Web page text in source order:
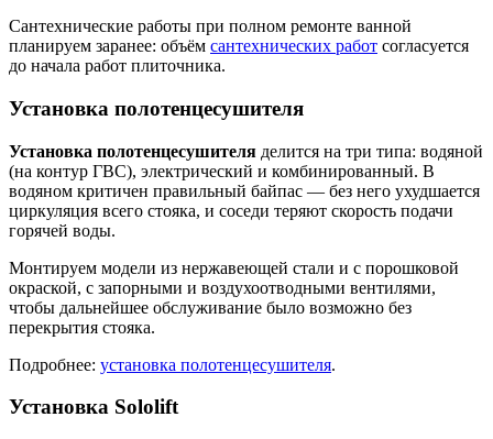
Сантехнические работы при полном ремонте ванной
планируем заранее: объём сантехнических работ согласуется
до начала работ плиточника.
Установка полотенцесушителя
Установка полотенцесушителя делится на три типа: водяной
(на контур ГВС), электрический и комбинированный. В
водяном критичен правильный байпас — без него ухудшается
циркуляция всего стояка, и соседи теряют скорость подачи
горячей воды.
Монтируем модели из нержавеющей стали и с порошковой
окраской, с запорными и воздухоотводными вентилями,
чтобы дальнейшее обслуживание было возможно без
перекрытия стояка.
Подробнее: установка полотенцесушителя.
Установка Sololift